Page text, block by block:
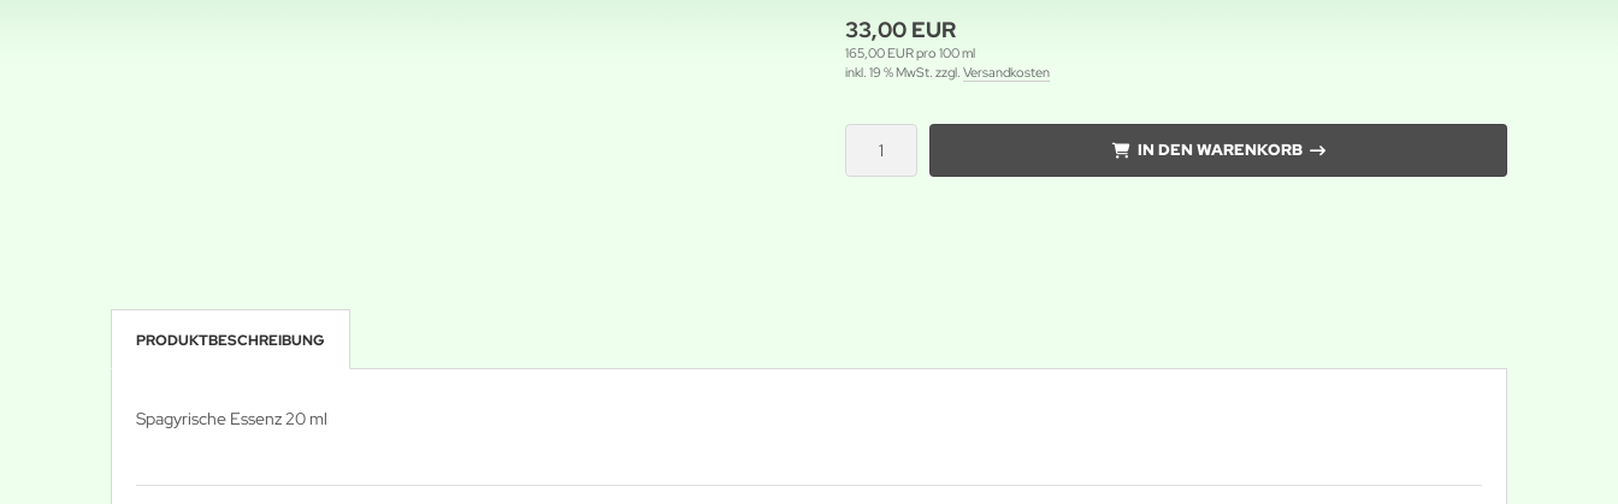
33,00 EUR
165,00 EUR pro 100 ml
inkl. 19 % MwSt. zzgl. Versandkosten
IN DEN WARENKORB
PRODUKTBESCHREIBUNG
Spagyrische Essenz 20 ml